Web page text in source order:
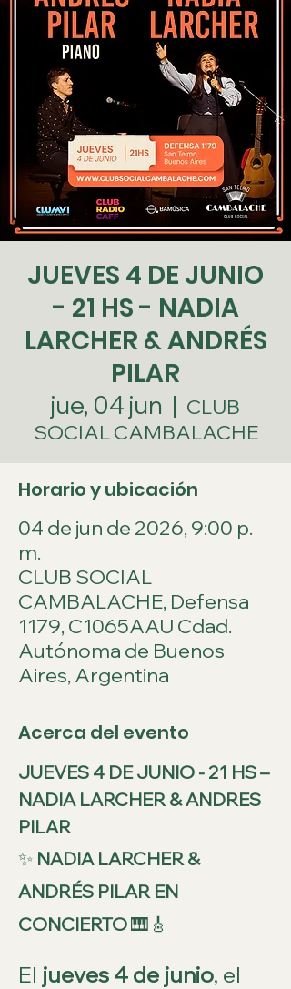
JUEVES 4 DE JUNIO
- 21 HS - NADIA
LARCHER & ANDRÉS
PILAR
jue, 04 jun
  |
CLUB
SOCIAL CAMBALACHE
Horario y ubicación
04 de jun de 2026, 9:00 p.
m.
CLUB SOCIAL
CAMBALACHE, Defensa
1179, C1065AAU Cdad.
Autónoma de Buenos
Aires, Argentina
Acerca del evento
JUEVES 4 DE JUNIO - 21 HS –
NADIA LARCHER & ANDRES
PILAR
✨ NADIA LARCHER &
ANDRÉS PILAR EN
CONCIERTO 🎹🎸
El jueves 4 de junio, el